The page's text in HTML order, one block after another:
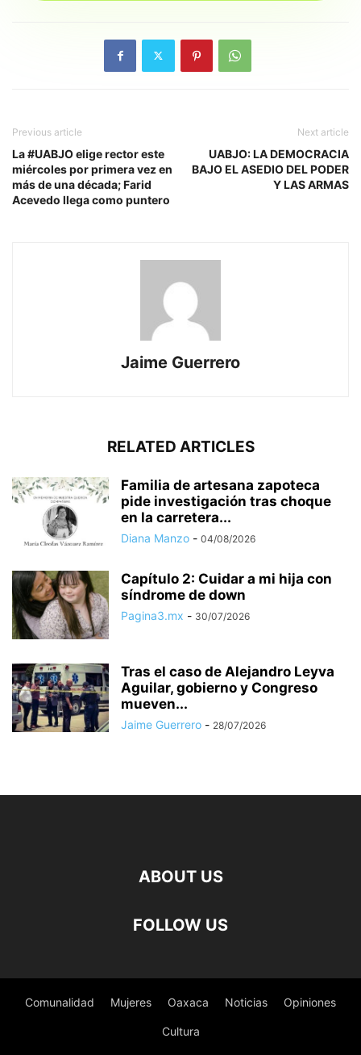
Previous article
La #UABJO elige rector este
miércoles por primera vez en
más de una década; Farid
Acevedo llega como puntero
Next article
UABJO: LA DEMOCRACIA
BAJO EL ASEDIO DEL PODER
Y LAS ARMAS
Jaime Guerrero
RELATED ARTICLES
Familia de artesana zapoteca
pide investigación tras choque
en la carretera...
Diana Manzo - 04/08/2026
Capítulo 2: Cuidar a mi hija con
síndrome de down
Pagina3.mx - 30/07/2026
Tras el caso de Alejandro Leyva
Aguilar, gobierno y Congreso
mueven...
Jaime Guerrero - 28/07/2026
ABOUT US
FOLLOW US
Comunalidad Mujeres Oaxaca Noticias Opiniones
Cultura